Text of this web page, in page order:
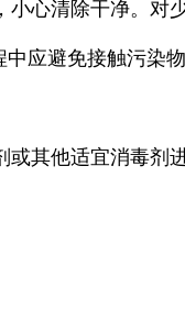
心清除干净。对
应避免接触污染物
其他适宜消毒剂